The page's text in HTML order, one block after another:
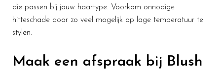
die passen bij jouw haartype. Voorkom onnodige
hitteschade door zo veel mogelijk op lage temperatuur te
stylen.
Maak een afspraak bij Blush